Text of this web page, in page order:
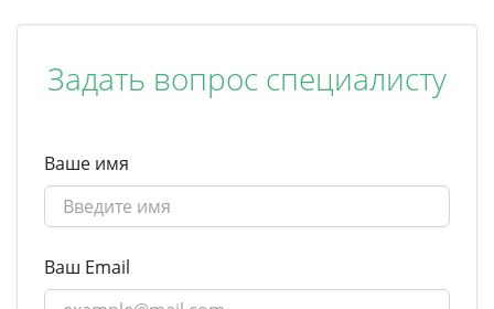
Задать вопрос специалисту
Ваше имя
Ваш Email